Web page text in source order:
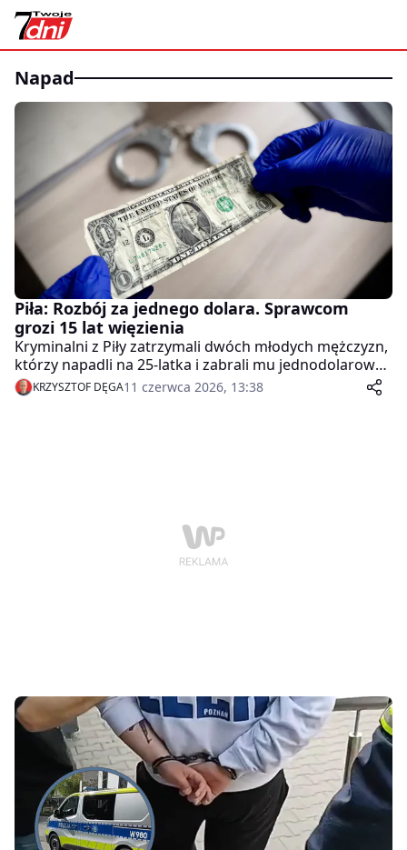
napad
Piła: Rozbój za jednego dolara. Sprawcom
grozi 15 lat więzienia
Kryminalni z Piły zatrzymali dwóch młodych mężczyzn,
którzy napadli na 25-latka i zabrali mu jednodolarowy
banknot.
KRZYSZTOF DĘGA11 czerwca 2026, 13:38